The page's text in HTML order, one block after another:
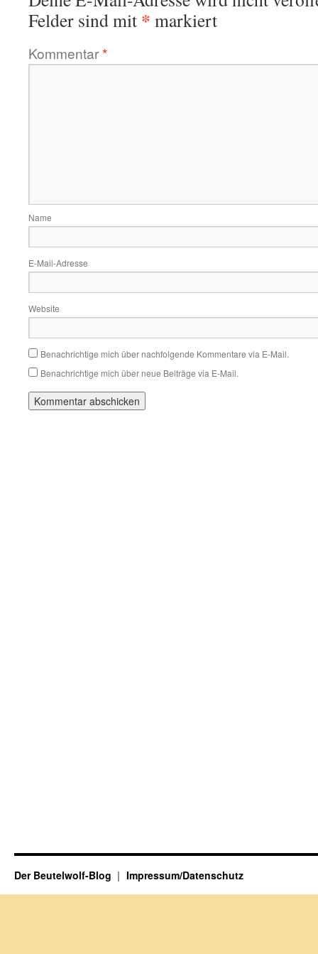
Felder sind mit * markiert
Kommentar*
Name
E-Mail-Adresse
Website
Benachrichtige mich über nachfolgende Kommentare via E-Mail.
Benachrichtige mich über neue Beiträge via E-Mail.
Der Beutelwolf-Blog Impressum/Datenschutz